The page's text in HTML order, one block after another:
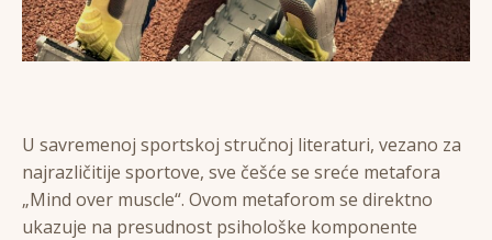
U savremenoj sportskoj stručnoj literaturi, vezano za
najrazličitije sportove, sve češće se sreće metafora
„Mind over muscle“. Ovom metaforom se direktno
ukazuje na presudnost psihološke komponente